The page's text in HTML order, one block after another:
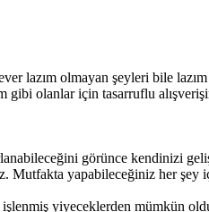
lazım olmayan şeyleri bile
olanlar için tasarruflu
görünce kendinizi
Mutfakta yapabileceğiniz her şey
yiyeceklerden mümkün